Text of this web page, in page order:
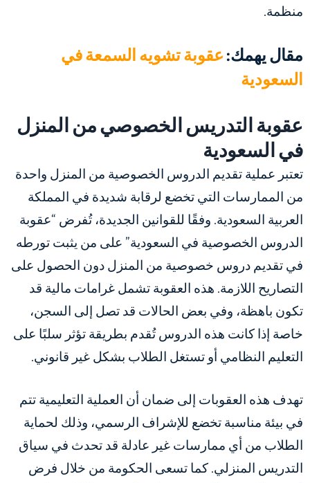
منظمة.
مقال يهمك: عقوبة تشويه السمعة في
السعودية
عقوبة التدريس الخصوصي من المنزل
في السعودية
تعتبر عملية تقديم الدروس الخصوصية من المنزل واحدة
من الممارسات التي تخضع لرقابة شديدة في المملكة
العربية السعودية. وفقًا للقوانين الجديدة، تُفرض “عقوبة
الدروس الخصوصية في السعودية” على من يثبت تورطه
في تقديم دروس خصوصية من المنزل دون الحصول على
التصاريح اللازمة. هذه العقوبة تشمل غرامات مالية قد
تكون باهظة، وفي بعض الحالات قد تصل إلى السجن،
خاصة إذا كانت هذه الدروس تُقدم بطريقة تؤثر سلبًا على
التعليم النظامي أو تستغل الطلاب بشكل غير قانوني.
تهدف هذه العقوبات إلى ضمان أن العملية التعليمية تتم
في بيئة مناسبة تخضع للإشراف الرسمي، وذلك لحماية
الطلاب من أي ممارسات غير عادلة قد تحدث في سياق
التدريس المنزلي. كما تسعى الحكومة من خلال فرض